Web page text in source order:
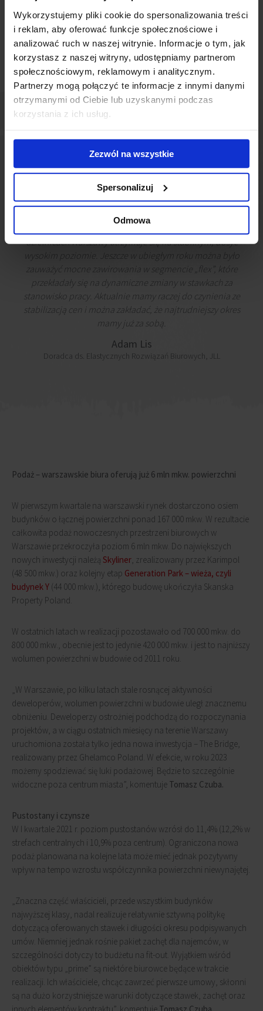
Wykorzystujemy pliki cookie do spersonalizowania treści
i reklam, aby oferować funkcje społecznościowe i
analizować ruch w naszej witrynie. Informacje o tym, jak
korzystasz z naszej witryny, udostępniamy partnerom
społecznościowym, reklamowym i analitycznym.
Partnerzy mogą połączyć te informacje z innymi danymi
otrzymanymi od Ciebie lub uzyskanymi podczas
korzystania z ich usług.
Zezwól na wszystkie
Spersonalizuj
Odmowa
Flexy weszły w etap stabilizacji
dzielnicach Warszawy utrzymuje się na stabilnym, dosyć
wysokim poziomie. Jeszcze w ubiegłym roku można było
zauważyć mocne zawirowania w segmencie „flex”, które
przekładały się na dynamiczne zmiany w stawkach za
stanowisko pracy. Aktualnie mamy raczej do czynienia ze
stabilizacją cen i można zakładać, że najtrudniejszy okres
mamy już za sobą.
Adam Lis
Doradca ds. Elastycznych Rozwiązań Biurowych, JLL
Podaż – warszawskie biura oferują już 6 mln mkw. powierzchni
W pierwszym kwartale na warszawski rynek dostarczono osiem
budynków o łącznej powierzchni ponad 167 000 mkw. W rezultacie
całkowita podaż nowoczesnych przestrzeni biurowych w
Warszawie przekroczyła poziom 6 mln mkw. Do największych
nowych inwestycji należą Skyliner, zrealizowany przez Karimpol
(48 500 mkw.) oraz kolejny etap Generation Park – wieża, czyli
budynek Y (44 000 mkw.), którego budowę ukończyła Skanska
Property Poland.
W ostatnich latach w realizacji pozostawało od 700 000 mkw. do
800 000 mkw., obecnie jest to jedynie 420 000 mkw. i jest to najniższy
wolumen powierzchni w budowie od 2011 roku.
„W Warszawie, po kilku latach stale rosnącej aktywności
deweloperów, wolumen powierzchni w budowie uległ znacznemu
obniżeniu. Deweloperzy ostrożniej podchodzą do rozpoczynania
projektów, a w ciągu ostatnich miesięcy na terenie Warszawy
uruchomiona została tylko jedna nowa inwestycja – The Bridge,
realizowany przez Ghelamco Poland. W efekcie, w roku 2023
możemy spodziewać się luki podażowej. Będzie to szczególnie
widoczne poza centrum miasta”, komentuje Tomasz Czuba.
Pustostany i czynsze
W I kwartale 2021 r. poziom pustostanów wzrósł do 11,4% (12,2% w
strefach centralnych i 10,9% poza centrum). Ograniczona nowa
podaż planowana na kolejne lata może mieć jednak pozytywny
wpływ na tempo wzrostu współczynnika powierzchni niewynajętej.
„Znaczna część właścicieli, przede wszystkim budynków
najwyższej klasy, nadal realizuje relatywnie sztywną politykę
dotyczącą oferowanych stawek i długości okresu podpisywanych
umów. Niemniej jednak rośnie pakiet zachęt dla najemców, w
szczególności dotyczy to budżetu na fit-out. Wyjątkiem wśród
obiektów typu „prime” są niektóre biurowce będące w trakcie
realizacji. Ich właściciele, chcąc zawrzeć pierwsze umowy, skłonni
są na dużo korzystniejsze warunki dotyczące stawek, zachęt oraz